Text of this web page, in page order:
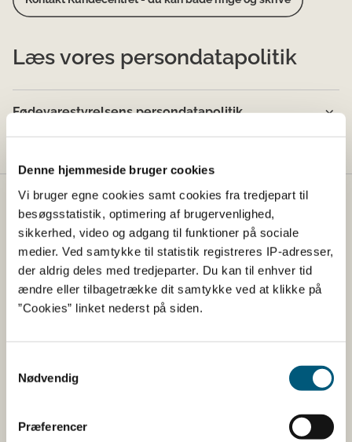
Denne hjemmeside bruger cookies
Vi bruger egne cookies samt cookies fra tredjepart til
besøgsstatistik, optimering af brugervenlighed,
sikkerhed, video og adgang til funktioner på sociale
medier. Ved samtykke til statistik registreres IP-adresser,
der aldrig deles med tredjeparter. Du kan til enhver tid
ændre eller tilbagetrække dit samtykke ved at klikke på
”Cookies” linket nederst på siden.
Nødvendig
Præferencer
Læs vores persondatapolitik
Fødevarestyrelsens persondatapolitik
Fødevarestyrelsen
Fødevarestyrelsen er en styrelse under
Erhvervsministeriet. Styrelsen arbejder med hele
fødevarekæden fra jord til bord med fokus på
dyresundhed og sikker, sund mad. Vi står bag De
officielle Kostråd og smileykontroller, som du kender
Kontakt
Stationsparken 31-33